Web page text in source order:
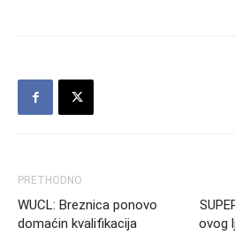
PRETHODNO
WUCL: Breznica ponovo
domaćin kvalifikacija
ovog